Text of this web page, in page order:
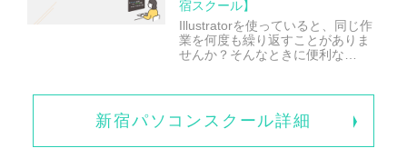
宿スクール】
Illustratorを使っていると、同じ作
業を何度も繰り返すことがありま
せんか？そんなときに便利な…
新宿パソコンスクール詳細